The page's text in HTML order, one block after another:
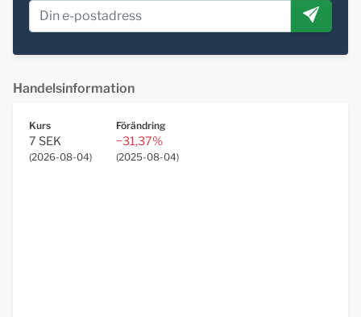
Handelsinformation
Kurs
7 SEK
(2026-08-04)
Förändring
−31,37%
(2025-08-04)